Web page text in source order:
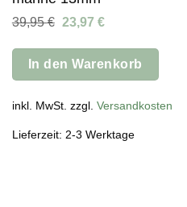
39,95€
Ursprünglicher
war:
39,95 €
23,97 €Aktueller
ist:
23,97 €.
In den Warenkorb
inkl. MwSt. zzgl. Versandkosten
Lieferzeit: 2-3 Werktage